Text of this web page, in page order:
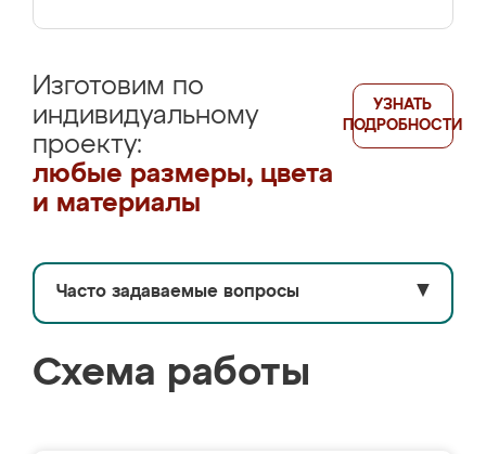
Изготовим по
индивидуальному
проекту:
любые размеры, цвета
и материалы
УЗНАТЬ
ПОДРОБНОСТИ
Часто задаваемые вопросы ▼
Схема работы